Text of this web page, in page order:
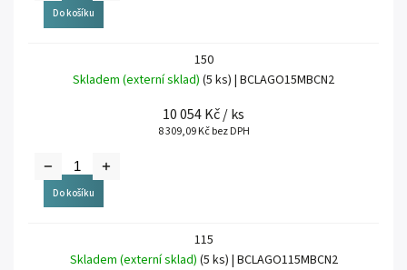
Do košíku
150
Skladem (externí sklad) (5 ks) | BCLAGO15MBCN2
10 054 Kč/ ks
8 309,09 Kč bez DPH
Do košíku
115
Skladem (externí sklad) (5 ks) | BCLAGO115MBCN2